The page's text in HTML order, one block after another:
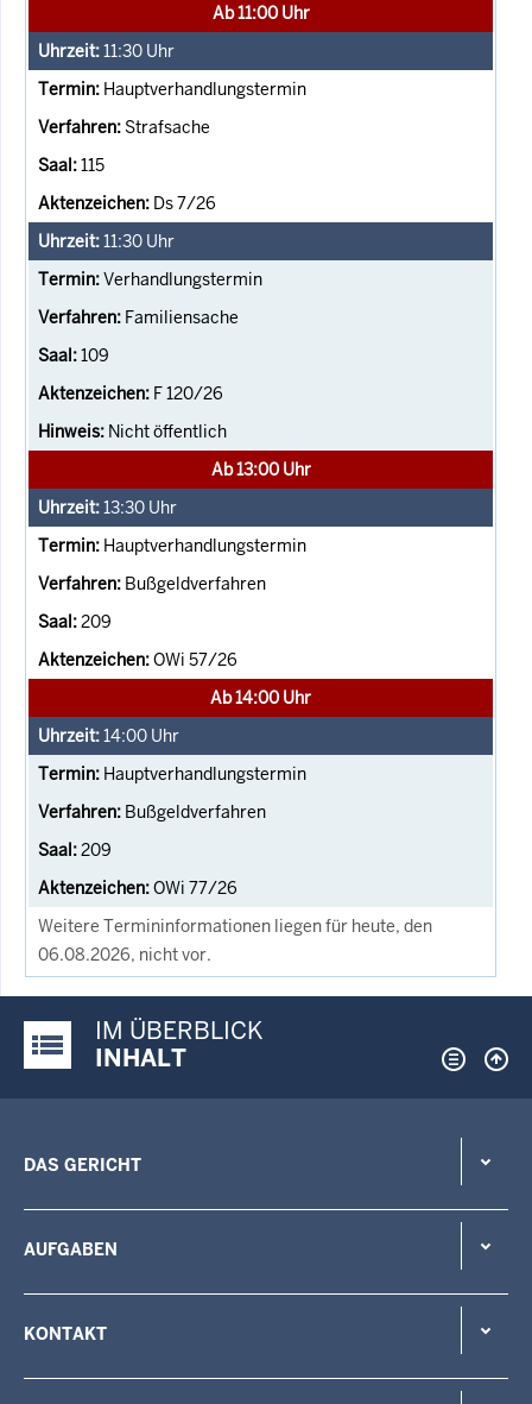
Ab 11:00 Uhr
11:30 Uhr
Hauptverhandlungstermin
Strafsache
115
Ds 7/26
11:30 Uhr
Verhandlungstermin
Familiensache
109
F 120/26
Nicht öffentlich
Ab 13:00 Uhr
13:30 Uhr
Hauptverhandlungstermin
Bußgeldverfahren
209
OWi 57/26
Ab 14:00 Uhr
14:00 Uhr
Hauptverhandlungstermin
Bußgeldverfahren
209
OWi 77/26
Weitere Termininformationen liegen für heute, den
06.08.2026, nicht vor.
Justiz-Portal im Überblick:
IM ÜBERBLICK
INHALT
DAS GERICHT
AUFGABEN
KONTAKT